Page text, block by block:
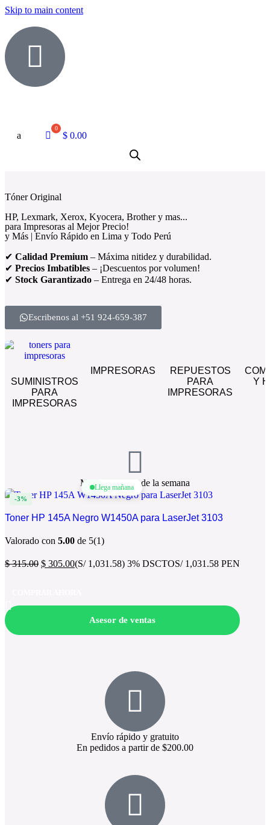
Skip to main content
a $ 0.00
TónerOriginal
HP, Lexmark, Xerox, Kyocera, Brother y mas...
para Impresoras al Mejor Precio!
y Más | Envío Rápido en Lima y Todo Perú
✔ Calidad Premium – Máxima nitidez y durabilidad.
✔ Precios Imbatibles – ¡Descuentos por volumen!
✔ Stock Garantizado – Entrega en 24/48 horas.
Escribenos al +51 924-659-387
SUMINISTROS
PARA
IMPRESORAS
IMPRESORAS
REPUESTOS
PARA
IMPRESORAS
Y
Mejores ofertas de la semana
Toner HP 145A Negro W1450A para LaserJet 3103
Valorado con 5.00 de 5(1)
$315.00 $ 305.00(S/ 1,031.58) 3% DSCTO
-3%
S/ 1,031.58 PEN
Llega mañana
Asesor de ventas
Envío rápido y gratuito
En pedidos a partir de $200.00